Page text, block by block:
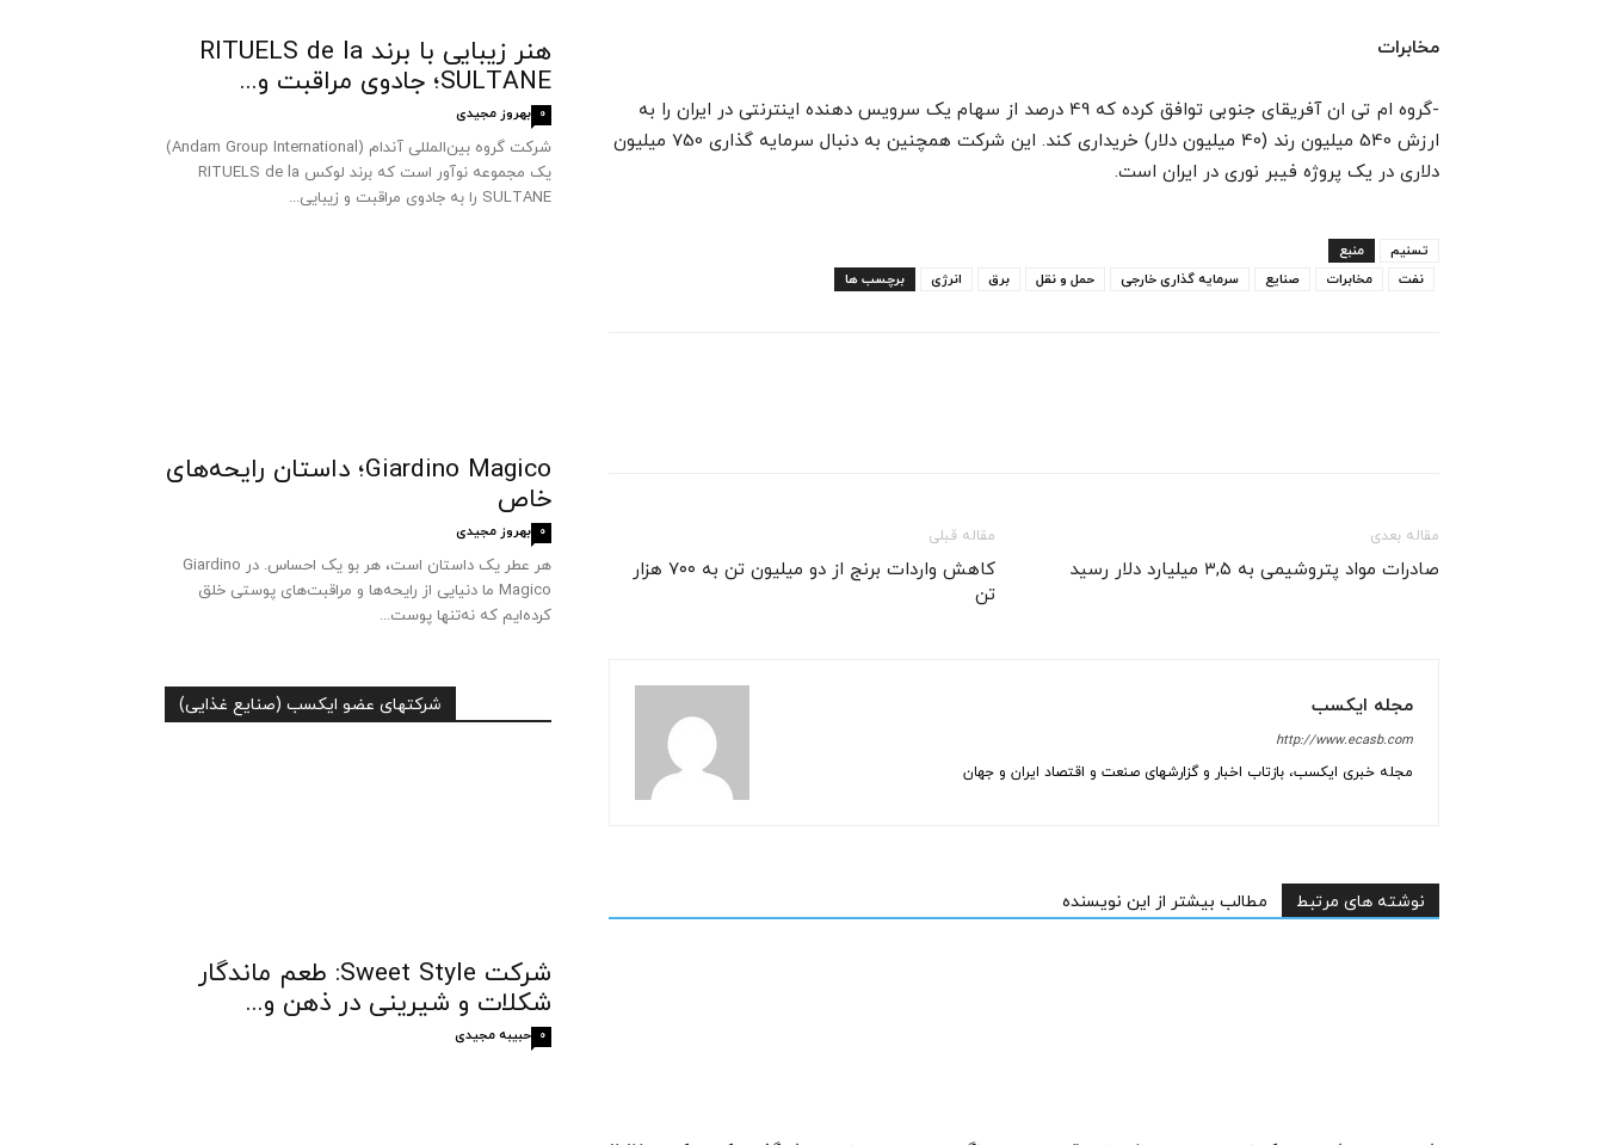
مخابرات
-گروه ام تی ان آفریقای جنوبی توافق کرده که 49 درصد از سهام یک سرویس دهنده اینترنتی در ایران را به
ارزش 540 میلیون رند (40 میلیون دلار) خریداری کند. این شرکت همچنین به دنبال سرمایه گذاری 750 میلیون
دلاری در یک پروژه فیبر نوری در ایران است.
منبع
تسنیم
برچسب ها
انرژی برق حمل و نقل سرمایه گذاری خارجی صنایع مخابرات نفت
مقاله قبلی
کاهش واردات برنج از دو میلیون تن به ۷۰۰ هزار
تن
مقاله بعدی
صادرات مواد پتروشیمی به ۳,۵ میلیارد دلار رسید
مجله ایکسب
http://www.ecasb.com
مجله خبری ایکسب، بازتاب اخبار و گزارشهای صنعت و اقتصاد ایران و جهان
نوشته های مرتبط مطالب بیشتر از این نویسنده
هنر زیبایی با برند RITUELS de la
SULTANE؛ جادوی مراقبت و...
بهروز مجیدی 0
شرکت گروه بین‌المللی آندام (Andam Group International)
یک مجموعه نوآور است که برند لوکس RITUELS de la
SULTANE را به جادوی مراقبت و زیبایی...
Giardino Magico؛ داستان رایحه‌های
خاص
بهروز مجیدی 0
هر عطر یک داستان است، هر بو یک احساس. در Giardino
Magico ما دنیایی از رایحه‌ها و مراقبت‌های پوستی خلق
کرده‌ایم که نه‌تنها پوست...
شرکتهای عضو ایکسب (صنایع غذایی)
شرکت Sweet Style: طعم ماندگار
شکلات و شیرینی در ذهن و...
حبیبه مجیدی 0